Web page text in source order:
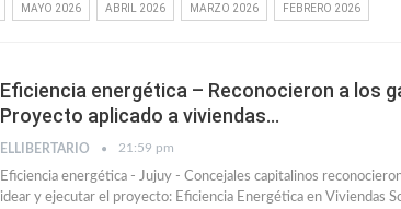
MAYO 2026 ABRIL 2026 MARZO 2026 FEBRERO 2026
Eficiencia energética – Reconocieron a los
Proyecto aplicado a viviendas…
ELLIBERTARIO 21:59 pm
Eficiencia energética - Jujuy - Concejales capitalinos
idear y ejecutar el proyecto: Eficiencia Energética en Viviendas